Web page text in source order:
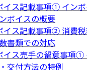
ス記載事項① インボ
ボイスの概要
ス記載事項② 消費税
書類での対応
ス売手の留意事項①
交付方法の特例